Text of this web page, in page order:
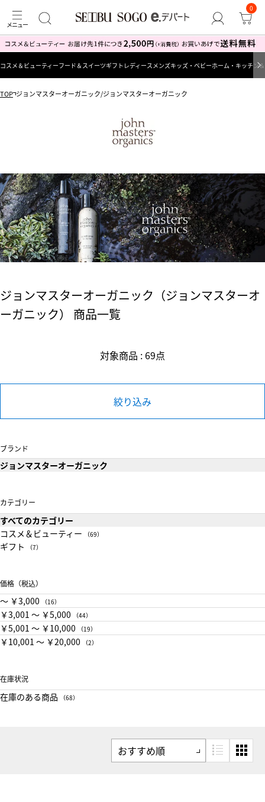
0
コスメ＆ビューティーフード＆スイーツギフト レディース メンズキッズ・ベビーホーム・キッチン
TOP ジョンマスターオーガニック/ジョンマスターオーガニック
ジョンマスターオーガニック（ジョンマスターオ
ーガニック） 商品一覧
対象商品 : 69点
絞り込み
ブランド
ジョンマスターオーガニック
カテゴリー
すべてのカテゴリー
コスメ＆ビューティー
（69）
ギフト （7）
価格（税込）
〜 ￥3,000 （16）
￥3,001 〜 ￥5,000 （44）
￥5,001 〜 ￥10,000 （19）
￥10,001 〜 ￥20,000 （2）
在庫状況
在庫のある商品 （68）